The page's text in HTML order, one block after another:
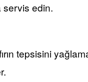
servis edin.
tepsisini